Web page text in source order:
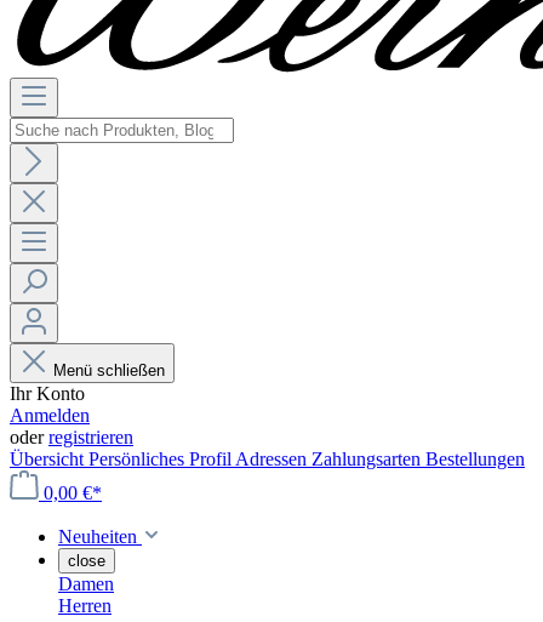
Menü schließen
Ihr Konto
Anmelden
oderregistrieren
Übersicht Persönliches Profil Adressen Zahlungsarten Bestellungen
0,00 €*
Neuheiten
close
Damen
Herren